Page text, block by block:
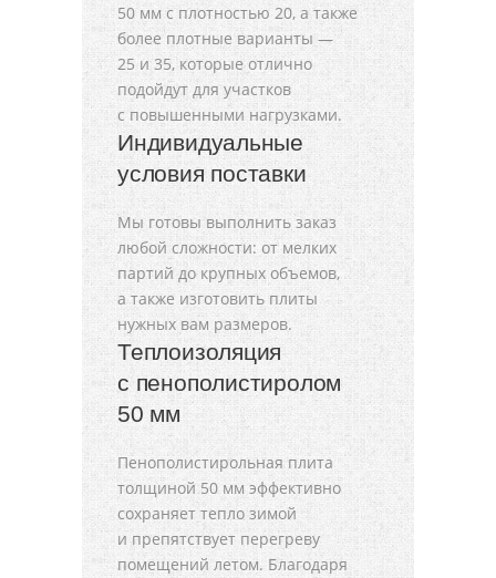
50 мм с плотностью 20, а также
более плотные варианты —
25 и 35, которые отлично
подойдут для участков
с повышенными нагрузками.
Индивидуальные
условия поставки
Мы готовы выполнить заказ
любой сложности: от мелких
партий до крупных объемов,
а также изготовить плиты
нужных вам размеров.
Теплоизоляция
с пенополистиролом
50 мм
Пенополистирольная плита
толщиной 50 мм эффективно
сохраняет тепло зимой
и препятствует перегреву
помещений летом. Благодаря